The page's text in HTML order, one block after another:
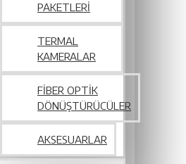
PAKETLERI
TERMAL
KAMERALAR
FIBER OPTIK
DÖNÜŞTÜRÜCÜLER
AKSESUARLAR